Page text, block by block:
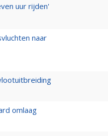
uur rijden'
naar
omlaag